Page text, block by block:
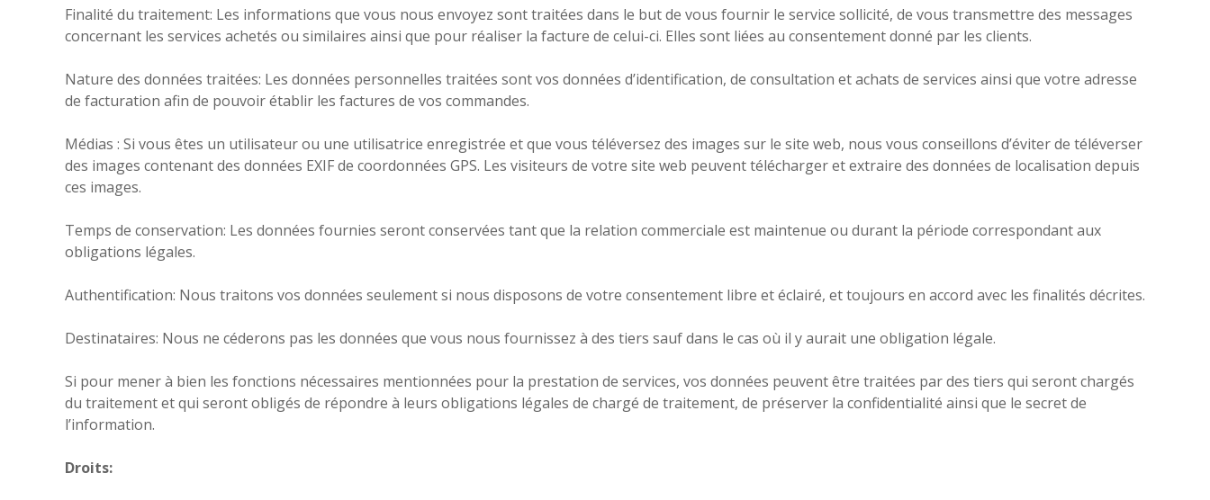
Finalité du traitement: Les informations que vous nous envoyez sont traitées dans le but de vous fournir le service sollicité, de vous transmettre des messages
concernant les services achetés ou similaires ainsi que pour réaliser la facture de celui-ci. Elles sont liées au consentement donné par les clients.
Nature des données traitées: Les données personnelles traitées sont vos données d’identification, de consultation et achats de services ainsi que votre adresse
de facturation afin de pouvoir établir les factures de vos commandes.
Médias : Si vous êtes un utilisateur ou une utilisatrice enregistrée et que vous téléversez des images sur le site web, nous vous conseillons d’éviter de téléverser
des images contenant des données EXIF de coordonnées GPS. Les visiteurs de votre site web peuvent télécharger et extraire des données de localisation depuis
ces images.
Temps de conservation: Les données fournies seront conservées tant que la relation commerciale est maintenue ou durant la période correspondant aux
obligations légales.
Authentification: Nous traitons vos données seulement si nous disposons de votre consentement libre et éclairé, et toujours en accord avec les finalités décrites.
Destinataires: Nous ne céderons pas les données que vous nous fournissez à des tiers sauf dans le cas où il y aurait une obligation légale.
Si pour mener à bien les fonctions nécessaires mentionnées pour la prestation de services, vos données peuvent être traitées par des tiers qui seront chargés
du traitement et qui seront obligés de répondre à leurs obligations légales de chargé de traitement, de préserver la confidentialité ainsi que le secret de
l’information.
Droits: